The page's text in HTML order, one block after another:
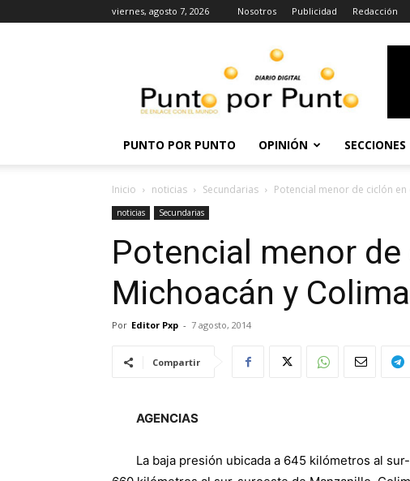
viernes, agosto 7, 2026 Nosotros Publicidad Redacción
Punto
PUNTO POR PUNTO OPINIÓN SECCIONES
Inicio noticias Secundarias Potencial menor de ciclón
noticias Secundarias
Potencial menor
Michoacán y Colima
Por Editor Pxp - 7 agosto, 2014
Compartir
AGENCIAS
La baja presión ubicada a 645 kilómetros al